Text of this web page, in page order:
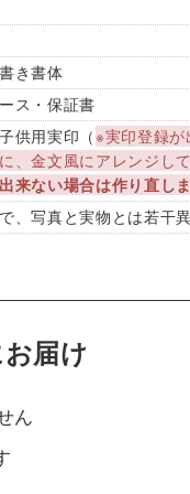
き書体
ス・保証書
供用実印（※実印登録
、金文風にアレンジし
来ない場合は作り直し
、写真と実物とは若干異
届け
ん